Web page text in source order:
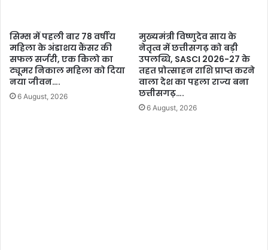
सिम्स में पहली बार 78 वर्षीय
महिला के अंडाशय कैंसर की
सफल सर्जरी, एक किलो का
ट्यूमर निकाल महिला को दिया
नया जीवन….
6 August, 2026
मुख्यमंत्री विष्णुदेव साय के
नेतृत्व में छत्तीसगढ़ को बड़ी
उपलब्धि, SASCI 2026-27 के
तहत प्रोत्साहन राशि प्राप्त करने
वाला देश का पहला राज्य बना
छत्तीसगढ़….
6 August, 2026